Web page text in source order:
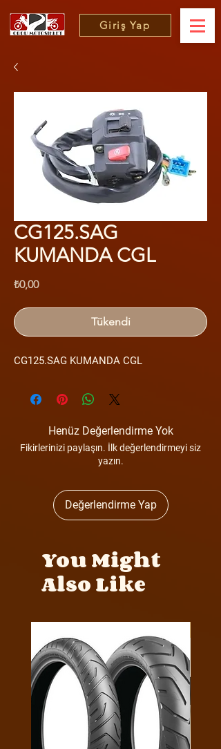
Giriş Yap
CG125.SAG
KUMANDA CGL
₺0,00Fiyat
Tükendi
CG125.SAG KUMANDA CGL
Henüz Değerlendirme Yok
Fikirlerinizi paylaşın. İlk değerlendirmeyi siz
yazın.
Değerlendirme Yap
You Might
Also Like